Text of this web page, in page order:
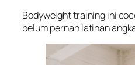
Bodyweight training ini
belum pernah latihan